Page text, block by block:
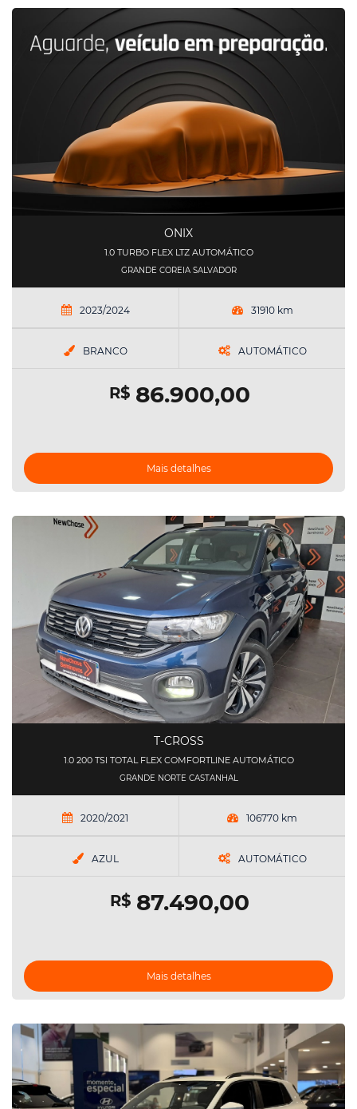
ONIX
1.0 TURBO FLEX LTZ AUTOMÁTICO
GRANDE COREIA SALVADOR
2023/2024 31910 km
BRANCO AUTOMÁTICO
R$86.900,00
Mais detalhes
T-CROSS
1.0 200 TSI TOTAL FLEX COMFORTLINE AUTOMÁTICO
GRANDE NORTE CASTANHAL
2020/2021 106770 km
AZUL AUTOMÁTICO
R$87.490,00
Mais detalhes